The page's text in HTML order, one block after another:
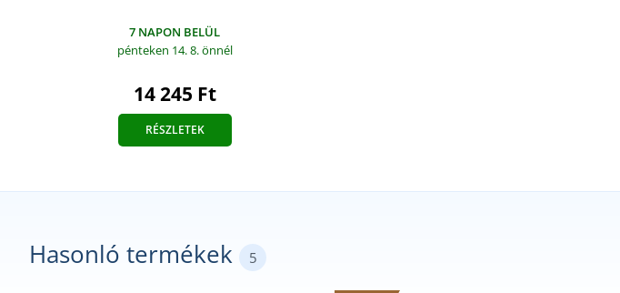
7 NAPON BELÜL
pénteken 14. 8.önnél
14 245 Ft
RÉSZLETEK
Hasonló termékek 5